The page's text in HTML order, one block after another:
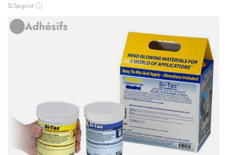
SiTacpint ⓘ
Adhésifs